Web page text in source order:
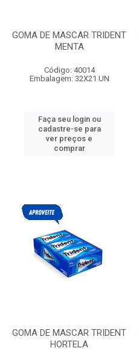
GOMA DE MASCAR TRIDENT
MENTA
Código: 40014
Embalagem: 32X21 UN
Faça seu login ou
cadastre-se para
ver preços e
comprar
GOMA DE MASCAR TRIDENT
HORTELA